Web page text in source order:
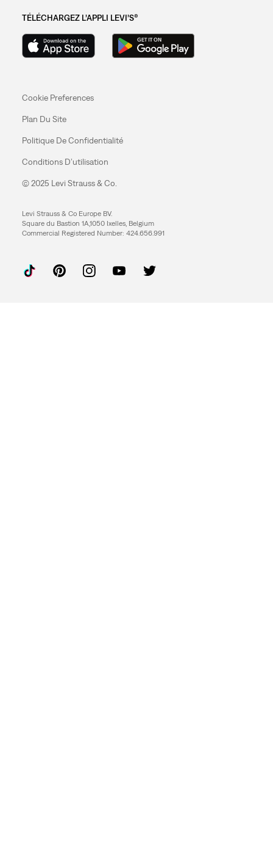
TÉLÉCHARGEZ L’APPLI LEVI’S®
Cookie Preferences
Plan Du Site
Politique De Confidentialité
Conditions D’utilisation
© 2025 Levi Strauss & Co.
Levi Strauss & Co Europe BV.
Square du Bastion 1A,1050 Ixelles, Belgium
Commercial Registered Number: 424.656.991